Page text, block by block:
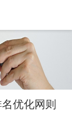
优化网则